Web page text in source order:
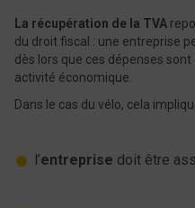
La récupération de la TVA
du droit fiscal : une entreprise
dès lors que ces dépenses
activité économique.
Dans le cas du vélo, cela
l’entreprise doit être